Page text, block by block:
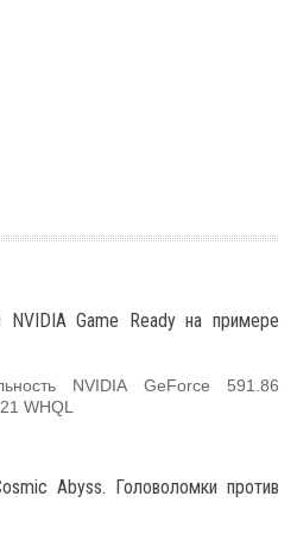
NVIDIA Game Ready на примере
NVIDIA GeForce 591.86
WHQL
Abyss. Головоломки против